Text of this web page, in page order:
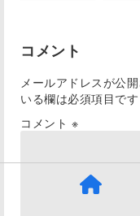
コメント
メールアドレスが公
いる欄は必須項目です
コメント ※